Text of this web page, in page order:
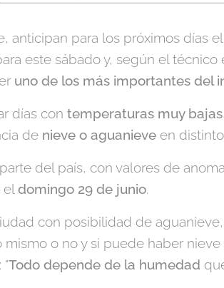
anticipan para los próximos días
este sábado y, según el
uno de los más importantes del
días con temperaturas muy bajas
de nieve o aguanieve en
del país, con valores de
el domingo 29 de junio.
con posibilidad de
o no y si puede haber nieve
"Todo depende de la humedad